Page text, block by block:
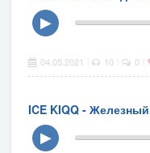
▶
04.05.2021 10 0
ICE KIQQ -
▶